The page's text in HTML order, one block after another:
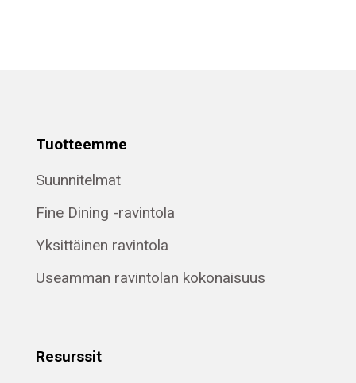
Tuotteemme
Suunnitelmat
Fine Dining -ravintola
Yksittäinen ravintola
Useamman ravintolan kokonaisuus
Resurssit